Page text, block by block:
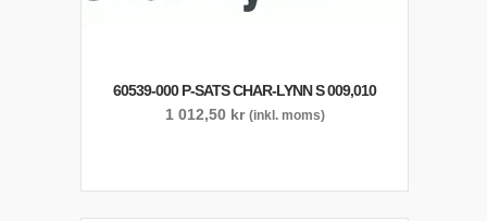
60539-000 P-SATS CHAR-LYNN S 009,010
1 012,50 kr (inkl. moms)